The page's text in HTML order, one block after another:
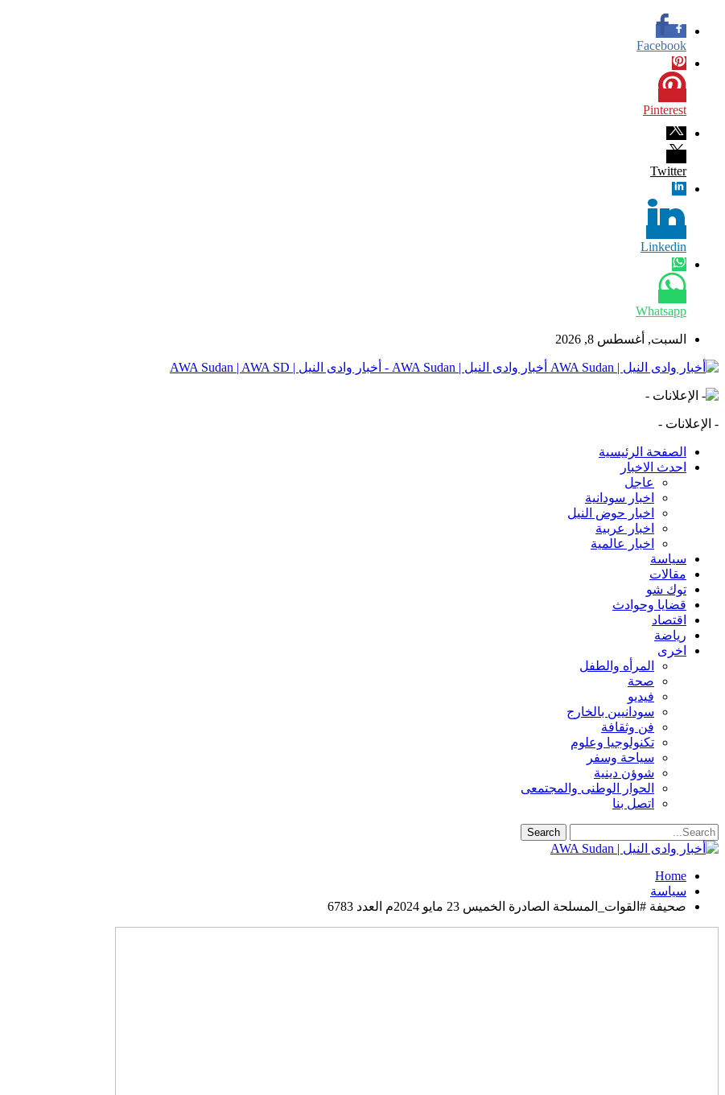
Facebook
Pinterest
Twitter
Linkedin
Whatsapp
السبت, أغسطس 8, 2026
أخبار وادى النيل | AWA Sudan - أخبار وادى النيل | AWA Sudan | AWA SD
- الإعلانات -
الصفحة الرئيسية
احدث الاخبار
عاجل
اخبار سودانية
اخبار حوض النيل
اخبار عربية
اخبار عالمية
سياسة
مقالات
توك شو
قضايا وحوادث
اقتصاد
رياضة
اخرى
المرأه والطفل
صحة
فيديو
سودانيين بالخارج
فن وثقافة
تكنولوجيا وعلوم
سياحة وسفر
شوؤن دينية
الحوار الوطنى والمجتمعى
اتصل بنا
Home
سياسة
صحيفة #القوات_المسلحة الصادرة الخميس 23 مايو 2024م العدد 6783